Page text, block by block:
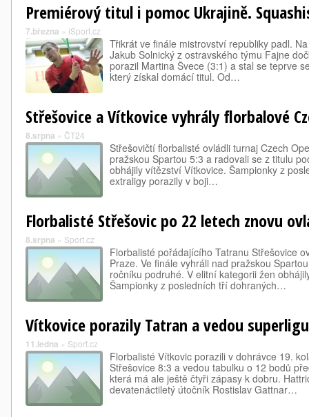
Premiérový titul i pomoc Ukrajině.
7.března » iSport.cz
Třikrát ve finále mistrovství republiky padl.
Jakub Solnický z ostravského týmu Fajne
porazil Martina Švece (3:1) a stal se teprve
který získal domácí titul. Od…
Střešovice a Vítkovice vyhrály florbalové
8.srpna » ČT24
Střešovičtí florbalisté ovládli turnaj Czech
pražskou Spartou 5:3 a radovali se z titulu
obhájily vítězství Vítkovice. Šampionky z
extraligy porazily v boji…
Florbalisté Střešovic po 22 letech znovu
8.srpna » Sport.cz
Florbalisté pořádajícího Tatranu Střešovice
Praze. Ve finále vyhráli nad pražskou
ročníku podruhé. V elitní kategorii žen
Šampionky z posledních tří dohraných…
Vítkovice porazily Tatran a vedou
11.ledna » Sport.cz
Florbalisté Vítkovic porazili v dohrávce 19.
Střešovice 8:3 a vedou tabulku o 12 bodů
která má ale ještě čtyři zápasy k dobru.
devatenáctiletý útočník Rostislav Gattnar…